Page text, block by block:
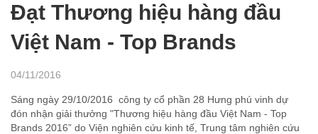
Đạt Thương hiệu hàng đầu
Việt Nam - Top Brands
04/11/2016
Sáng ngày 29/10/2016 công ty cổ phần 28 Hưng phú vinh dự
đón nhận giải thưởng "Thương hiệu hàng đầu Việt Nam - Top
Brands 2016” do Viện nghiên cứu kinh tế, Trung tâm nghiên cứu